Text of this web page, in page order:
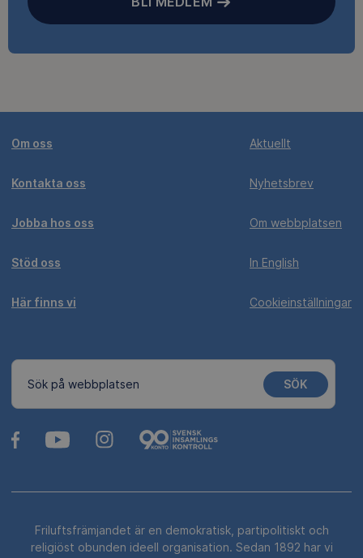
Om oss
Kontakta oss
Jobba hos oss
Stöd oss
Här finns vi
Aktuellt
Nyhetsbrev
Om webbplatsen
In English
Cookieinställningar
Sök på webbplatsen SÖK
Friluftsfrämjandet är en demokratisk, partipolitiskt och
religiöst obunden ideell organisation. Sedan 1892 har vi